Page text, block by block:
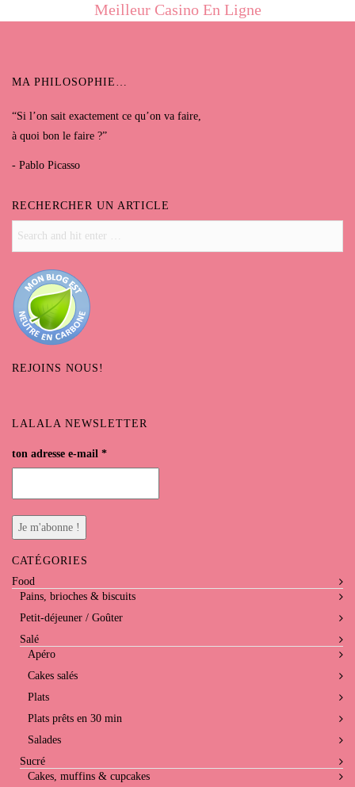
Meilleur Casino En Ligne
MA PHILOSOPHIE…
“Si l’on sait exactement ce qu’on va faire,
à quoi bon le faire ?”
- Pablo Picasso
RECHERCHER UN ARTICLE
REJOINS NOUS!
LALALA NEWSLETTER
ton adresse e-mail *
CATÉGORIES
Food
Pains, brioches & biscuits
Petit-déjeuner / Goûter
Salé
Apéro
Cakes salés
Plats
Plats prêts en 30 min
Salades
Sucré
Cakes, muffins & cupcakes